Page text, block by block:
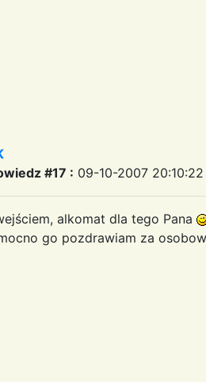
#17 : 09-10-2007
alkomat dla tego Pana
go pozdrawiam za